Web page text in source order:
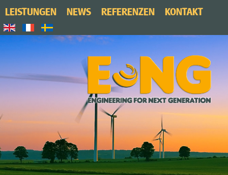
LEISTUNGEN NEWS REFERENZEN KONTAKT